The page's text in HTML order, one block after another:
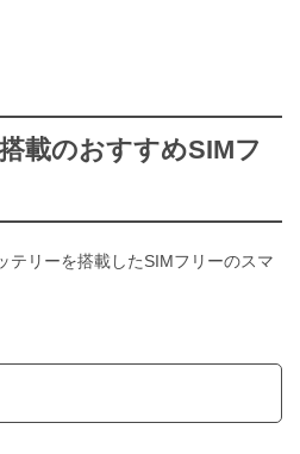
載のおすすめSIMフ
テリーを搭載したSIMフリーのスマ